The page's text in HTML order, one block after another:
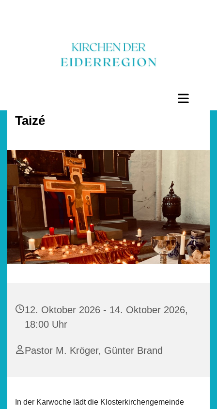
Taizé
12. Oktober 2026 - 14. Oktober 2026,
18:00 Uhr
Pastor M. Kröger, Günter Brand
In der Karwoche lädt die Klosterkirchengemeinde